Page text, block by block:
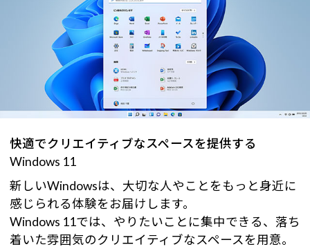
快適でクリエイティブなスペースを提供する
Windows 11
新しいWindowsは、大切な人やことをもっと身近に
感じられる体験をお届けします。
Windows 11では、やりたいことに集中できる、落ち
着いた雰囲気のクリエイティブなスペースを用意。